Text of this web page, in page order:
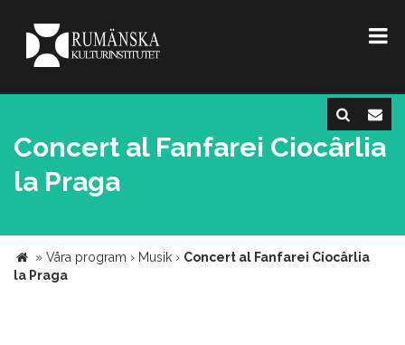
Concert al Fanfarei Ciocârlia
la Praga
» Våra program › Musik › Concert al Fanfarei Ciocârlia
la Praga